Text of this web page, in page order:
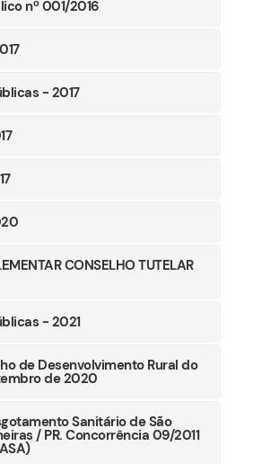
nº 001/2016
- 2017
CONSELHO TUTELAR
- 2021
de Desenvolvimento Rural do
de 2020
Sanitário de São
/ PR. Concorrência 09/2011